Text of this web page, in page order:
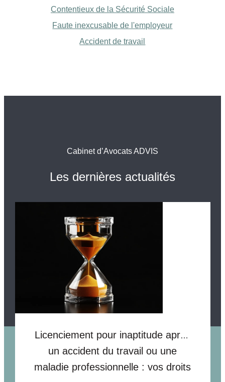
Contentieux de la Sécurité Sociale
Faute inexcusable de l'employeur
Accident de travail
Cabinet d’Avocats ADVIS
Les dernières actualités
Licenciement pour inaptitude après
un accident du travail ou une
maladie professionnelle : vos droits